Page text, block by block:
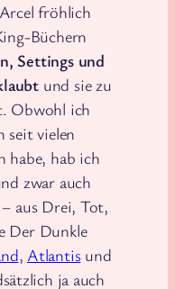
fröhlich
Büchern
Settings und
und sie zu
Obwohl ich
seit vielen
habe, hab ich
zwar auch
aus Drei, Tot,
Der Dunkle
, Atlantisund
ja auch